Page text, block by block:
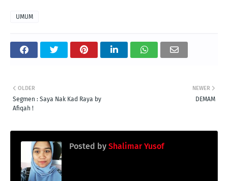
UMUM
NEWER
DEMAM
OLDER
Segmen : Saya Nak Kad Raya by
Afiqah !
Posted by Shalimar Yusof